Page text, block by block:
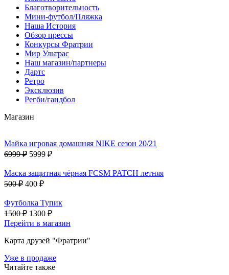
Благотворительность
Мини-футбол/Пляжка
Наша История
Обзор прессы
Конкурсы Фратрии
Мир Ультрас
Наш магазин/партнеры
Дартс
Ретро
Эксклюзив
Регби/гандбол
Магазин
Майка игровая домашняя NIKE сезон 20/21
6999 ₽ 5999 ₽
Маска защитная чёрная FCSM PATCH летняя
500 ₽ 400 ₽
Футболка Тупик
1500 ₽ 1300 ₽
Перейти в магазин
Карта друзей "Фратрии"
Уже в продаже
Читайте также